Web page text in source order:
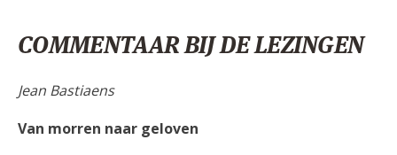
COMMENTAAR BIJ DE LEZINGEN
Jean Bastiaens
Van morren naar geloven